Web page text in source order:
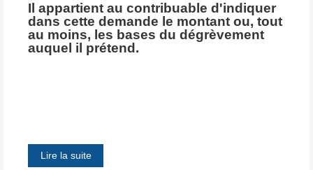
Il appartient au contribuable d'indiquer
dans cette demande le montant ou, tout
au moins, les bases du dégrèvement
auquel il prétend.
Lire la suite